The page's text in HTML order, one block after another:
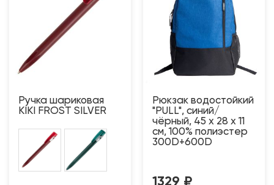
Ручка шариковая
KIKI FROST SILVER
Рюкзак водостойкий
"PULL", синий/
чёрный, 45 x 28 x 11
см, 100% полиэстер
300D+600D
1329 ₽